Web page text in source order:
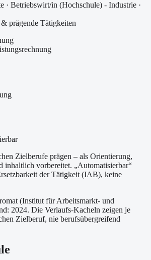
· Betriebswirt/in (Hochschule) - Industrie ·
prägende Tätigkeiten
Zielberufe prägen – als Orientierung,
inhaltlich vorbereitet. „Automatisierbar“
der Tätigkeit (IAB), keine
(Institut für Arbeitsmarkt- und
2024. Die Verlaufs-Kacheln zeigen je
Zielberuf, nie berufsübergreifend